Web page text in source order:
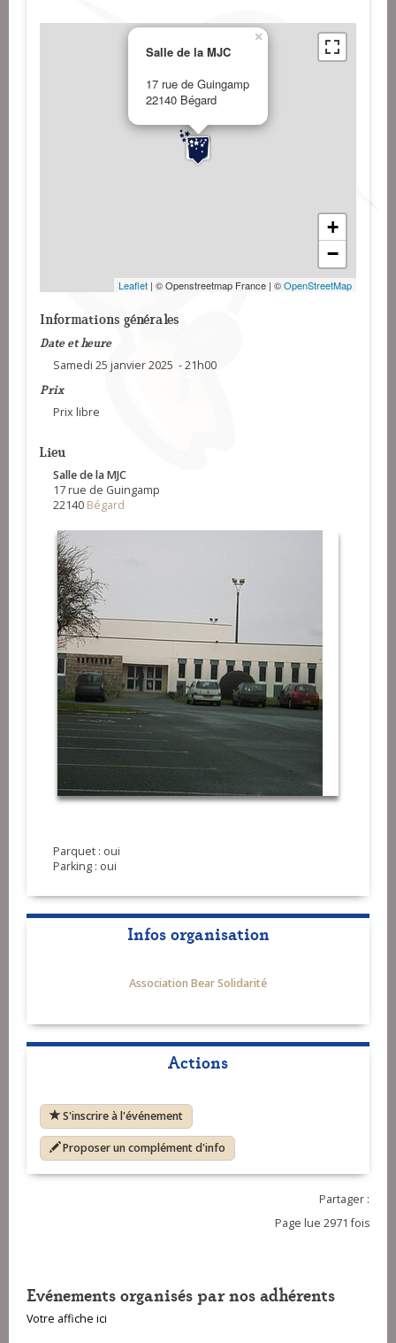
Salle de la MJC
17 rue de Guingamp
22140 Bégard
×
+
−
Leaflet | © Openstreetmap France | ©OpenStreetMap
Informations générales
Date et heure
Samedi 25 janvier 2025 - 21h00
Prix
Prix libre
Lieu
Salle de la MJC
17 rue de Guingamp
22140 Bégard
Parquet : oui
Parking : oui
Infos organisation
Association Bear Solidarité
Actions
S'inscrire à l'événement
Proposer un complément d'info
Partager :
Page lue 2971 fois
Evénements organisés par nos adhérents
Votre affiche ici